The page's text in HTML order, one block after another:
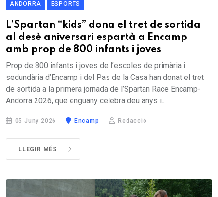
ANDORRA ESPORTS
L’Spartan “kids” dona el tret de sortida
al desè aniversari espartà a Encamp
amb prop de 800 infants i joves
Prop de 800 infants i joves de l’escoles de primària i
sedundària d’Encamp i del Pas de la Casa han donat el tret
de sortida a la primera jornada de l’Spartan Race Encamp-
Andorra 2026, que enguany celebra deu anys i...
05 Juny 2026 Encamp Redacció
LLEGIR MÉS